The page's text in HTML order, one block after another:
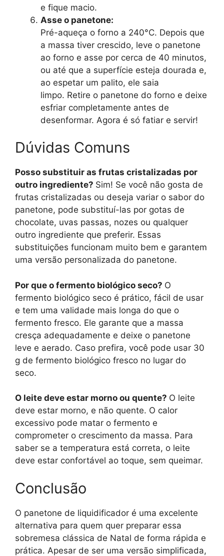
e fique macio.
Asse o panetone:
Pré-aqueça o forno a 240°C. Depois que
a massa tiver crescido, leve o panetone
ao forno e asse por cerca de 40 minutos,
ou até que a superfície esteja dourada e,
ao espetar um palito, ele saia
limpo. Retire o panetone do forno e deixe
esfriar completamente antes de
desenformar. Agora é só fatiar e servir!
Dúvidas Comuns
Posso substituir as frutas cristalizadas por
outro ingrediente? Sim! Se você não gosta de
frutas cristalizadas ou deseja variar o sabor do
panetone, pode substituí-las por gotas de
chocolate, uvas passas, nozes ou qualquer
outro ingrediente que preferir. Essas
substituições funcionam muito bem e garantem
uma versão personalizada do panetone.
Por que o fermento biológico seco? O
fermento biológico seco é prático, fácil de usar
e tem uma validade mais longa do que o
fermento fresco. Ele garante que a massa
cresça adequadamente e deixe o panetone
leve e aerado. Caso prefira, você pode usar 30
g de fermento biológico fresco no lugar do
seco.
O leite deve estar morno ou quente? O leite
deve estar morno, e não quente. O calor
excessivo pode matar o fermento e
comprometer o crescimento da massa. Para
saber se a temperatura está correta, o leite
deve estar confortável ao toque, sem queimar.
Conclusão
O panetone de liquidificador é uma excelente
alternativa para quem quer preparar essa
sobremesa clássica de Natal de forma rápida e
prática. Apesar de ser uma versão simplificada,